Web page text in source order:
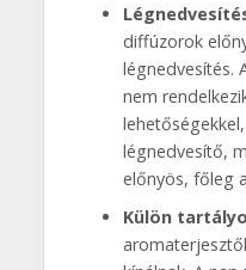
diffúzorok
légnedvesítés.
nem
légnedvesítő,
előnyös, főleg
Külön